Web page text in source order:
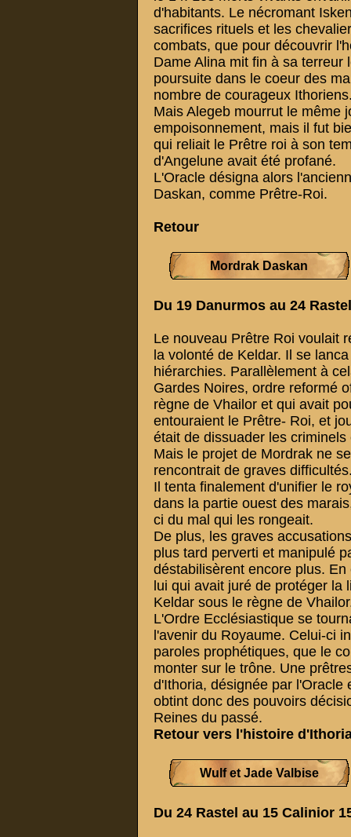
d'habitants. Le nécromant
sacrifices rituels et les
combats, que pour découvrir
Dame Alina mit fin à sa terreur
poursuite dans le coeur des
nombre de courageux
Mais Alegeb mourrut le même
empoisonnement, mais il fut
qui reliait le Prêtre roi à son
d'Angelune avait été profané.
L'Oracle désigna alors
Daskan, comme Prêtre-Roi.
Retour
Mordrak Daskan
Du 19 Danurmos au 24 Rastel
Le nouveau Prêtre Roi voulait
la volonté de Keldar. Il se
hiérarchies. Parallèlement à
Gardes Noires, ordre reformé
règne de Vhailor et qui avait
entouraient le Prêtre- Roi, et
était de dissuader les
Mais le projet de Mordrak ne
rencontrait de graves
Il tenta finalement d'unifier le
dans la partie ouest des
ci du mal qui les rongeait.
De plus, les graves
plus tard perverti et manipulé
déstabilisèrent encore plus.
lui qui avait juré de protéger
Keldar sous le règne de
L'Ordre Ecclésiastique se
l'avenir du Royaume. Celui-ci
paroles prophétiques, que le
monter sur le trône. Une
d'Ithoria, désignée par l'Oracle
obtint donc des pouvoirs
Reines du passé.
Retour vers l'histoire
Wulf et Jade Valbise
Du 24 Rastel au 15 Calinior